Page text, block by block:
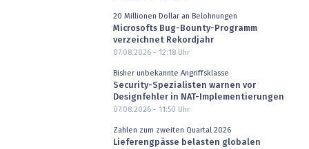
20 Millionen Dollar an Belohnungen
Microsofts Bug-Bounty-Programm
verzeichnet Rekordjahr
07.08.2026 - 12:18Uhr
Bisher unbekannte Angriffsklasse
Security-Spezialisten warnen vor
Designfehler in NAT-Implementierungen
07.08.2026 - 11:50 Uhr
Zahlen zum zweiten Quartal 2026
Lieferengpässe belasten globalen